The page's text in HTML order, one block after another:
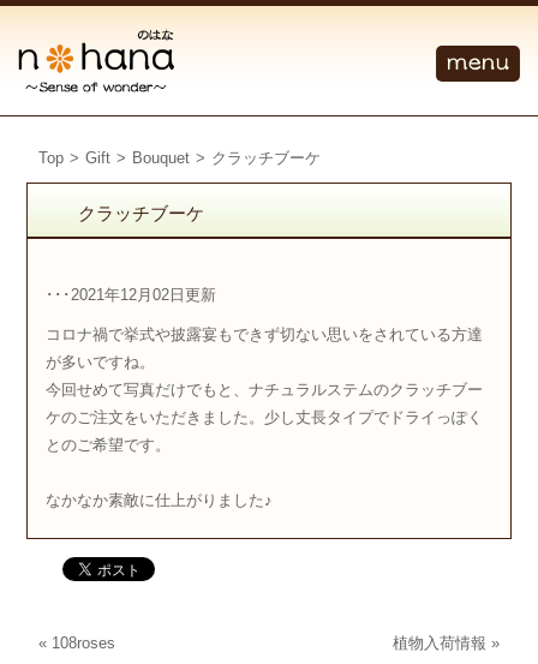
Top > Gift > Bouquet > クラッチブーケ
クラッチブーケ
･･･2021年12月02日更新
コロナ禍で挙式や披露宴もできず切ない思いをされている方達
が多いですね。
今回せめて写真だけでもと、ナチュラルステムのクラッチブー
ケのご注文をいただきました。少し丈長タイプでドライっぽく
とのご希望です。
なかなか素敵に仕上がりました♪
« 108roses 植物入荷情報 »